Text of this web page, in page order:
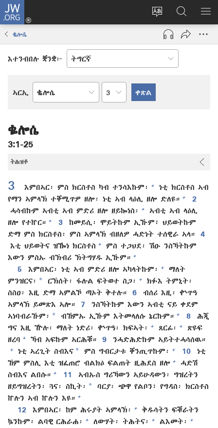
JW.ORG
ቋንቋ
ወብ
ሳይት
እቶ
(opens
window)
ኣብ
JW.ORG
ድለ
ቈሎሴ
እተንብበሉ ቛንቋ፦
ኣርኢ
መጻሕፍቲ
ቅዱስ
ምዕራፍ
ቈሎሴ
3:1-25
ትሕዝቶ
3 እምበኣር፡ ምስ ክርስቶስ ካብ ተንሳእኩም፡ +
ነቲ ክርስቶስ ኣብ
የማን ኣምላኽ ተቐሚጥዎ ዘሎ፡ ነቲ ኣብ ላዕሊ ዘሎ ድለዩ። +
2
ሓሳብኩም ኣብቲ ኣብ ምድሪ ዘሎ ዘይኰነስ፡
+
ኣብቲ ኣብ ላዕሊ
ዘሎ የተኵር። + 3
ከመይሲ፡ ሞይትኩም ኢኹም፣ ህይወትኩም
ድማ ምስ ክርስቶስ፡ ምስ ኣምላኽ ብዘለዎ ሓድነት ተሰዊራ ኣላ።
4
እቲ ህይወትና ዝዀነ ክርስቶስ +
ምስ ተጋህደ፡ ሽዑ ንስኻትኩም
እውን ምስኡ ብኽብሪ ኽትግሃዱ ኢኹም። +
5 እምበኣር፡ ነቲ ኣብ ምድሪ ዘሎ ኣካላትኩም፡ +
ማለት
ምንዝርና፡ * ርኽሰት፡ ፋሉል ፍትወተ ስጋ፡ +
ክፉእ ትምኒት፡
ስስዐ፡ እዚ ድማ ኣምልኾ ጣኦት ቅተሉ።
6
ብሰሪ እዚ፡ ቍጥዓ
ኣምላኽ ይመጽእ ኣሎ።
7
ንስኻትኩም እውን ኣብቲ ናይ ቀደም
ኣነባብራኹም፡ * ብኸምኡ ኢኹም እትመላለሱ ኔርኩም። + 8
ሕጂ
ግና እዚ ዅሉ፡ ማለት ነድሪ፡ ቍጥዓ፡ ክፍኣት፡
+ ጸርፊ፡ +
ጽዩፍ
ዘረባ + ኻብ ኣፍኩም ኣርሕቑ። 9 ንሓድሕድኩም ኣይትተሓሳሰዉ።
+ ነቲ ኣረጊት ስብእና * ምስ ግብርታቱ ቐንጢጥኩም፡ + 10
ነቲ
ኸም ምስሊ እቲ ዝፈጠሮ ብልክዕ ፍልጠት ዚሕደስ ዘሎ +
ሓድሽ
ስብእና ልበሱ። + 11
ኣብኡስ ግሪኻውን ኣይሁዳውን፡ ግዝረትን
ዘይግዝረትን፡ ጓና፡ ስኪት፡ *
ባርያ፡ ጭዋ የልቦን፣ የግዳስ፡ ክርስቶስ
ኵሉን ኣብ ኵሉን እዩ። +
12 እምበኣር፡ ከም ሕሩያት ኣምላኽ፡ +
ቅዱሳትን ፍቑራትን
ኴንኩም፡ ልባዊ ርሕራሐ፡
+ ለውሃት፡ ትሕትና፡ + ልእመት፡ +